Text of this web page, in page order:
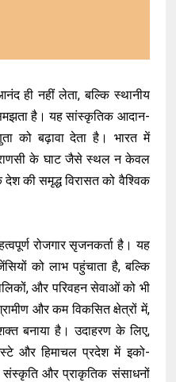
ही नहीं लेता, बल्कि स्थानीय
है। यह सांस्कृतिक आदान-
को बढ़ावा देता है। भारत में
के घाट जैसे स्थल न केवल
की समृद्ध विरासत को वैश्विक
रोजगार सृजनकर्ता है। यह
को लाभ पहुंचाता है, बल्कि
और परिवहन सेवाओं को भी
और कम विकसित क्षेत्रों में,
बनाया है। उदाहरण के लिए,
और हिमाचल प्रदेश में इको-
संस्कृति और प्राकृतिक संसाधनों